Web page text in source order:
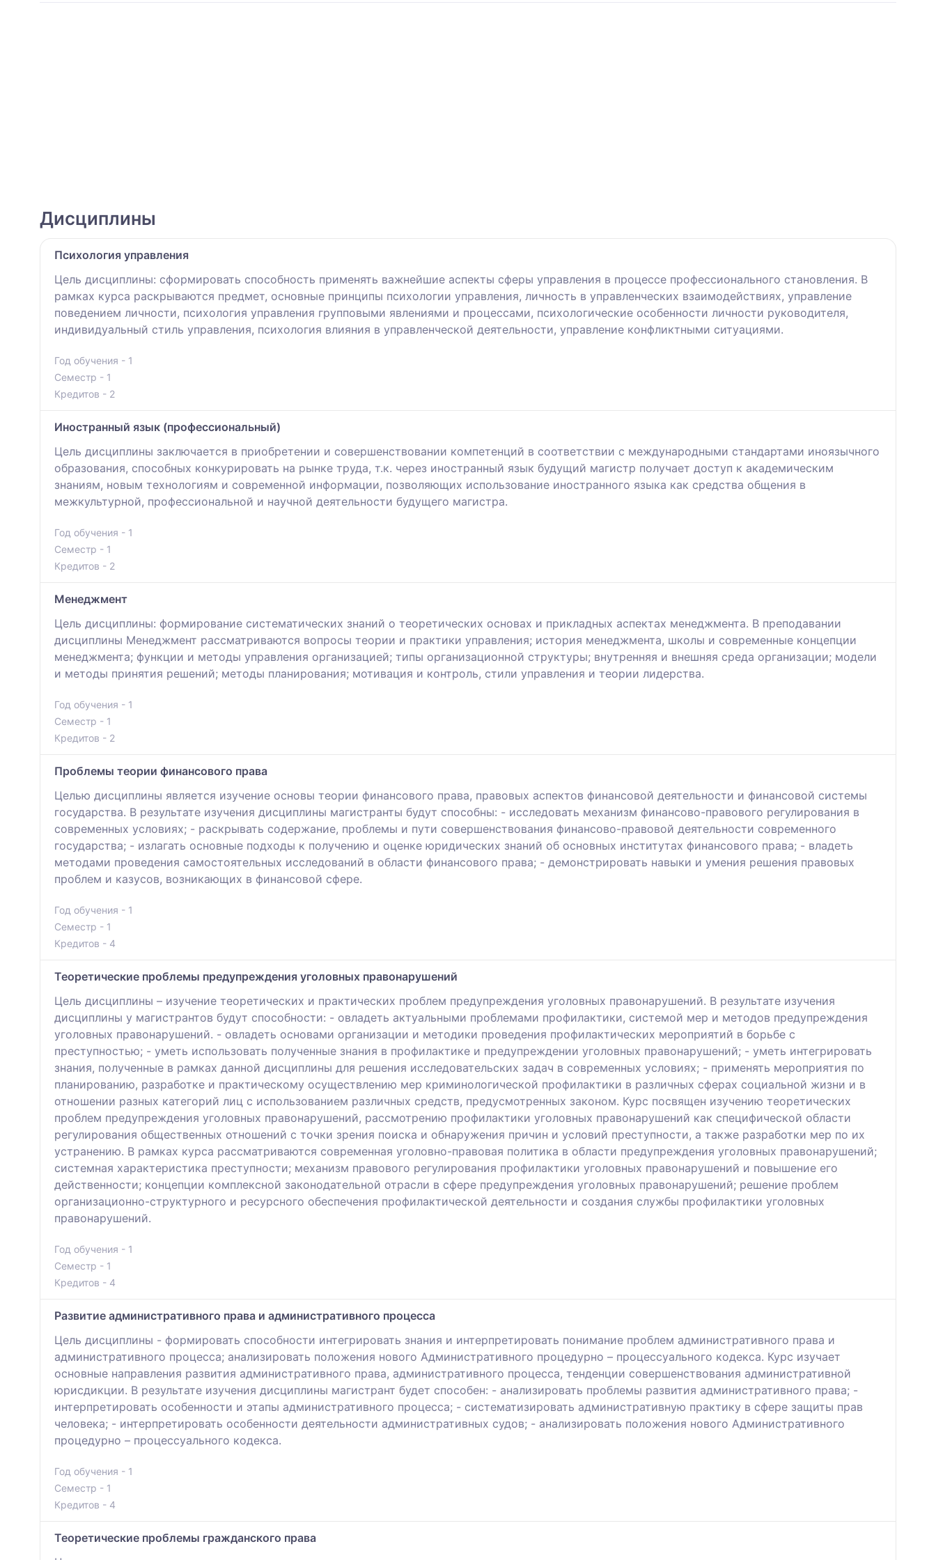
Дисциплины
Психология управления
Цель дисциплины: сформировать способность применять важнейшие аспекты сферы управления в процессе профессионального становления. В
рамках курса раскрываются предмет, основные принципы психологии управления, личность в управленческих взаимодействиях, управление
поведением личности, психология управления групповыми явлениями и процессами, психологические особенности личности руководителя,
индивидуальный стиль управления, психология влияния в управленческой деятельности, управление конфликтными ситуациями.
Год обучения - 1
Семестр - 1
Кредитов - 2
Иностранный язык (профессиональный)
Цель дисциплины заключается в приобретении и совершенствовании компетенций в соответствии с международными стандартами иноязычного
образования, способных конкурировать на рынке труда, т.к. через иностранный язык будущий магистр получает доступ к академическим
знаниям, новым технологиям и современной информации, позволяющих использование иностранного языка как средства общения в
межкультурной, профессиональной и научной деятельности будущего магистра.
Год обучения - 1
Семестр - 1
Кредитов - 2
Менеджмент
Цель дисциплины: формирование систематических знаний о теоретических основах и прикладных аспектах менеджмента. В преподавании
дисциплины Менеджмент рассматриваются вопросы теории и практики управления; история менеджмента, школы и современные концепции
менеджмента; функции и методы управления организацией; типы организационной структуры; внутренняя и внешняя среда организации; модели
и методы принятия решений; методы планирования; мотивация и контроль, стили управления и теории лидерства.
Год обучения - 1
Семестр - 1
Кредитов - 2
Проблемы теории финансового права
Целью дисциплины является изучение основы теории финансового права, правовых аспектов финансовой деятельности и финансовой системы
государства. В результате изучения дисциплины магистранты будут способны: - исследовать механизм финансово-правового регулирования в
современных условиях; - раскрывать содержание, проблемы и пути совершенствования финансово-правовой деятельности современного
государства; - излагать основные подходы к получению и оценке юридических знаний об основных институтах финансового права; - владеть
методами проведения самостоятельных исследований в области финансового права; - демонстрировать навыки и умения решения правовых
проблем и казусов, возникающих в финансовой сфере.
Год обучения - 1
Семестр - 1
Кредитов - 4
Теоретические проблемы предупреждения уголовных правонарушений
Цель дисциплины – изучение теоретических и практических проблем предупреждения уголовных правонарушений. В результате изучения
дисциплины у магистрантов будут способности: - овладеть актуальными проблемами профилактики, системой мер и методов предупреждения
уголовных правонарушений. - овладеть основами организации и методики проведения профилактических мероприятий в борьбе с
преступностью; - уметь использовать полученные знания в профилактике и предупреждении уголовных правонарушений; - уметь интегрировать
знания, полученные в рамках данной дисциплины для решения исследовательских задач в современных условиях; - применять мероприятия по
планированию, разработке и практическому осуществлению мер криминологической профилактики в различных сферах социальной жизни и в
отношении разных категорий лиц с использованием различных средств, предусмотренных законом. Курс посвящен изучению теоретических
проблем предупреждения уголовных правонарушений, рассмотрению профилактики уголовных правонарушений как специфической области
регулирования общественных отношений с точки зрения поиска и обнаружения причин и условий преступности, а также разработки мер по их
устранению. В рамках курса рассматриваются современная уголовно-правовая политика в области предупреждения уголовных правонарушений;
системная характеристика преступности; механизм правового регулирования профилактики уголовных правонарушений и повышение его
действенности; концепции комплексной законодательной отрасли в сфере предупреждения уголовных правонарушений; решение проблем
организационно-структурного и ресурсного обеспечения профилактической деятельности и создания службы профилактики уголовных
правонарушений.
Год обучения - 1
Семестр - 1
Кредитов - 4
Развитие административного права и административного процесса
Цель дисциплины - формировать способности интегрировать знания и интерпретировать понимание проблем административного права и
административного процесса; анализировать положения нового Административного процедурно – процессуального кодекса. Курс изучает
основные направления развития административного права, административного процесса, тенденции совершенствования административной
юрисдикции. В результате изучения дисциплины магистрант будет способен: - анализировать проблемы развития административного права; -
интерпретировать особенности и этапы административного процесса; - систематизировать административную практику в сфере защиты прав
человека; - интерпретировать особенности деятельности административных судов; - анализировать положения нового Административного
процедурно – процессуального кодекса.
Год обучения - 1
Семестр - 1
Кредитов - 4
Теоретические проблемы гражданского права